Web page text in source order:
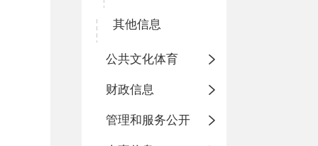
其他信息
公共文化体育
财政信息
管理和服务公开